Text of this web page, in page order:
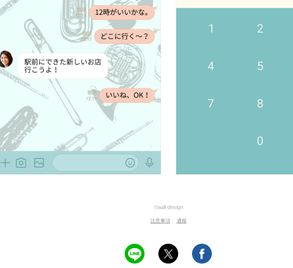
©aall design
注意事項 通報